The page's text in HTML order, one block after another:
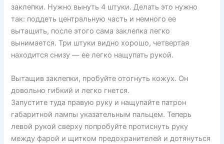
заклепки. Нужно вынуть 4 штуки. Делать это нужно
так: поддеть центральную часть и немного ее
вытащить, после этого сама заклепка легко
вынимается. Три штуки видно хорошо, четвертая
находится снизу — ее легко нащупать рукой.
Вытащив заклепки, пробуйте отогнуть кожух. Он
довольно гибкий и легко гнется.
Запустите туда правую руку и нащупайте патрон
габаритной лампы указательным пальцем. Теперь
левой рукой сверху попробуйте протиснуть руку
между фарой и щитком предохранителей и дотянуться